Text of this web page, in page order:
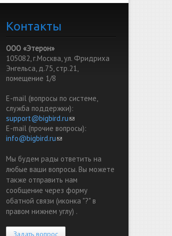
Контакты
ООО «Этерон»
105082, г.Москва, ул. Фридриха
Энгельса, д.75, стр.21,
помещение 1/8
E-mail (вопросы по системе,
служба поддержки):
support@bigbird.ru(link sends e-mail)
E-mail (прочие вопросы):
info@bigbird.ru(link sends e-mail)
Мы будем рады ответить на
любые ваши вопросы. Вы можете
также отправить нам
сообщение через форму
обатной связи (иконка "?" в
правом нижнем углу) .
Задать вопрос